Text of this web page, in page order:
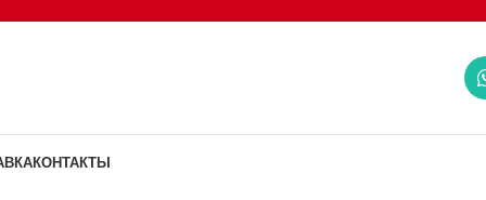
КОНТАКТЫ